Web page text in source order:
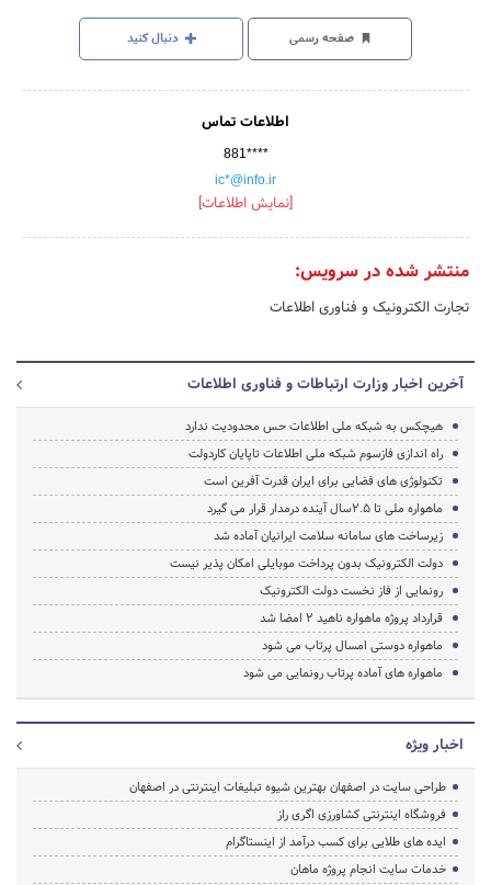
صفحه رسمی دنبال کنید
اطلاعات تماس
881****
ic*@info.ir
[نمایش اطلاعات]
منتشر شده در سرویس:
تجارت الکترونیک و فناوری اطلاعات
آخرین اخبار وزارت ارتباطات و فناوری اطلاعات
هیچکس به شبکه ملی اطلاعات حس محدودیت ندارد
راه اندازی فازسوم شبکه ملی اطلاعات تاپایان کاردولت
تکنولوژی های فضایی برای ایران قدرت آفرین است
ماهواره ملی تا 2.5سال آینده درمدار قرار می گیرد
زیرساخت های سامانه سلامت ایرانیان آماده شد
دولت الکترونیک بدون پرداخت موبایلی امکان پذیر نیست
رونمایی از فاز نخست دولت الکترونیک
قرارداد پروژه ماهواره ناهید 2 امضا شد
ماهواره دوستی امسال پرتاب می شود
ماهواره های آماده پرتاب رونمایی می شود
اخبار ویژه
طراحی سایت در اصفهان بهترین شیوه تبلیغات اینترنتی در اصفهان
فروشگاه اینترنتی کشاورزی اگری راز
ایده های طلایی برای کسب درآمد از اینستاگرام
خدمات سایت انجام پروژه ماهان